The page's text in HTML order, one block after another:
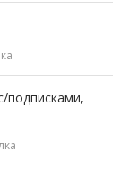
подписками,